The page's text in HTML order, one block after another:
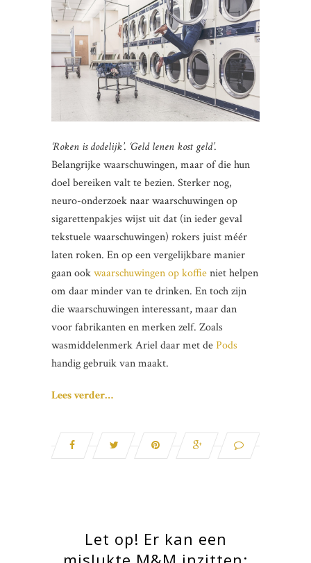
‘Roken is dodelijk’. ‘Geld lenen kost geld’.
Belangrijke waarschuwingen, maar of die hun
doel bereiken valt te bezien. Sterker nog,
neuro-onderzoek naar waarschuwingen op
sigarettenpakjes wijst uit dat (in ieder geval
tekstuele waarschuwingen) rokers juist méér
laten roken. En op een vergelijkbare manier
gaan ookwaarschuwingen op koffieniet helpen
om daar minder van te drinken. En toch zijn
die waarschuwingen interessant, maar dan
voor fabrikanten en merken zelf. Zoals
wasmiddelenmerk Ariel daar met dePods
handig gebruik van maakt.
Lees verder…
Let op! Er kan een